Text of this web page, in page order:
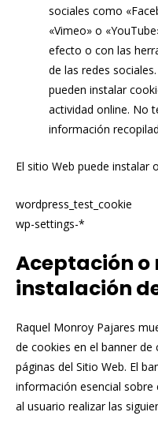
sociales como
«Vimeo» o
efecto o con las
de las redes
pueden instalar
actividad online. No
información
El sitio Web puede instalar
wordpress_test_cookie
wp-settings-*
Aceptación o
instalación
Raquel Monroy Pajares
de cookies en el banner de
páginas del Sitio Web. El
información esencial
al usuario realizar las